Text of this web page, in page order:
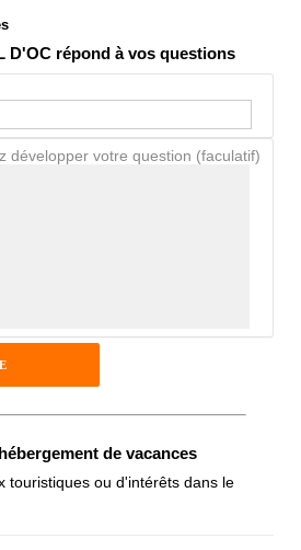
7x4 (en
D'OC répond à vos questions
développer votre question (faculatif)
de vacances
touristiques ou d'intérêts dans le